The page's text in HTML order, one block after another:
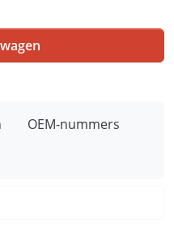
OEM-nummers